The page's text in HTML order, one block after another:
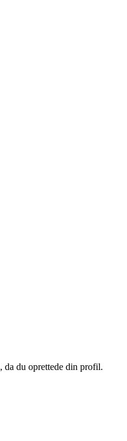
du oprettede din profil.